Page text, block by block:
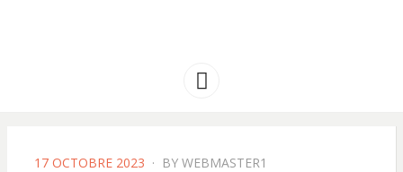
AMERIQUE
Menu
POSTED
17 OCTOBRE 2023 BY WEBMASTER1